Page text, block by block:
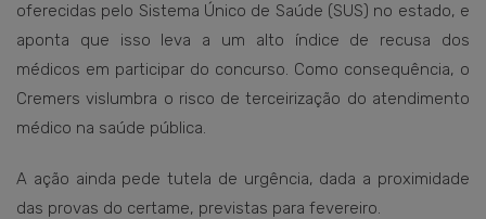
oferecidas pelo Sistema Único de Saúde (SUS) no estado, e
aponta que isso leva a um alto índice de recusa dos
médicos em participar do concurso. Como consequência, o
Cremers vislumbra o risco de terceirização do atendimento
médico na saúde pública.
A ação ainda pede tutela de urgência, dada a proximidade
das provas do certame, previstas para fevereiro.